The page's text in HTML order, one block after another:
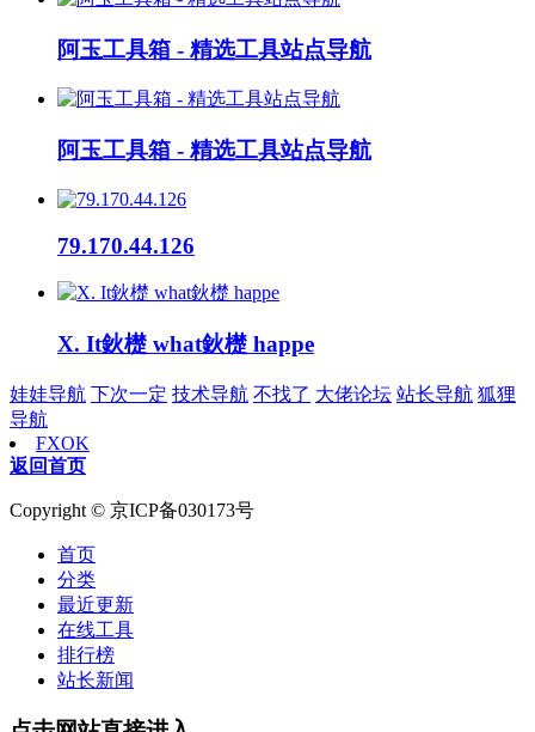
阿玉工具箱 - 精选工具站点导航
阿玉工具箱 - 精选工具站点导航
79.170.44.126
X. It鈥檚 what鈥檚 happe
娃娃导航 下次一定 技术导航 不找了 大佬论坛 站长导航 狐狸
导航
FXOK
返回首页
Copyright © 京ICP备030173号
首页
分类
最近更新
在线工具
排行榜
站长新闻